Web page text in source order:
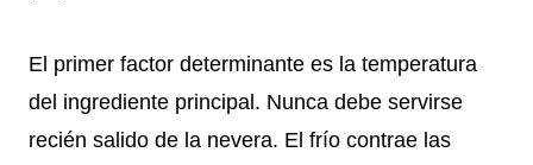
El primer factor determinante es la temperatura
del ingrediente principal. Nunca debe servirse
recién salido de la nevera. El frío contrae las